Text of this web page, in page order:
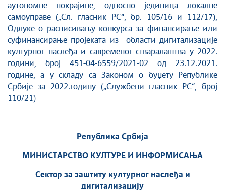
aутономне покрајине, односно јединица локалне
самоуправе („Сл. гласник РС“, бр. 105/16 и 112/17),
Одлуке о расписивању конкурса за финансирање или
суфинансирање пројеката из области дигитализације
културног наслеђа и савременог стваралаштва у 2022.
години, број 451-04-6559/2021-02 од 23.12.2021.
године, а у складу са Законом о буџету Републике
Србије за 2022.годину („Службени гласник РС“, број
110/21)
Република Србија
МИНИСТАРСТВО КУЛТУРЕ И ИНФОРМИСАЊА
Сектор за заштиту културног наслеђа и
дигитализацију